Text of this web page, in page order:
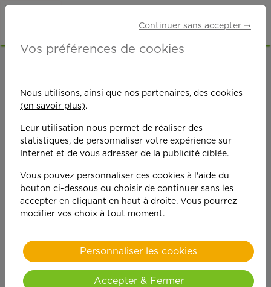
On est toujours plus
performant
quand on y met du
cœur !
Continuer sans accepter ➝
Vos préférences de cookies
Nous utilisons, ainsi que nos partenaires, des cookies
(en savoir plus).
Leur utilisation nous permet de réaliser des
statistiques, de personnaliser votre expérience sur
Internet et de vous adresser de la publicité ciblée.
Vous pouvez personnaliser ces cookies à l'aide du
bouton ci-dessous ou choisir de continuer sans les
accepter en cliquant en haut à droite. Vous pourrez
modifier vos choix à tout moment.
Personnaliser les cookies
Accepter & Fermer